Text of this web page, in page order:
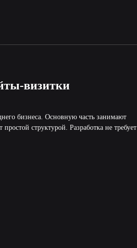
визитки
бизнеса. Основную часть занимают
структурой. Разработка не требует